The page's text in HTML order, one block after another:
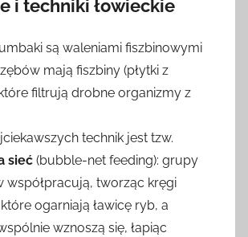
i techniki łowieckie
są waleniami fiszbinowymi
mają fiszbiny (płytki z
filtrują drobne organizmy z
technik jest tzw.
sieć (bubble-net feeding): grupy
współpracują, tworząc kręgi
ogarniają ławicę ryb, a
wznoszą się, łapiąc